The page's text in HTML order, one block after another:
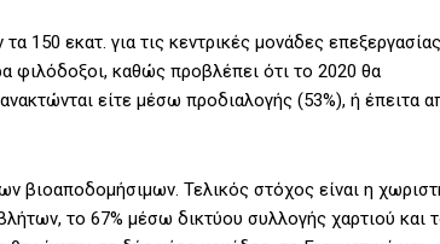
150 εκατ. για τις κεντρικές μονάδες επεξεργασίας
φιλόδοξοι, καθώς προβλέπει ότι το 2020 θα
είτε μέσω προδιαλογής (53%), ή έπειτα
βιοαποδομήσιμων. Τελικός στόχος είναι η
το 67% μέσω δικτύου συλλογής χαρτιού και